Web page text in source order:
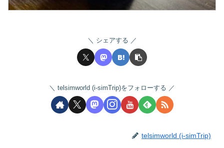
シェアする
telsimworld (i-simTrip)をフォローする
telsimworld (i-simTrip)